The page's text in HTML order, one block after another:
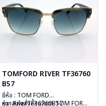
TOMFORD RIVER TF36760
B57
ยี่ห้อ : TOM FORD
รุ่น : RiverTF36760B57
หากสนใจสั่งชื้อแว่นตา TOM FORD